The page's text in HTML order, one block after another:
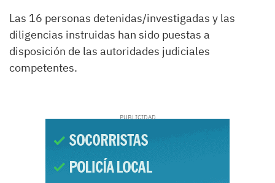
Las 16 personas detenidas/investigadas y las
diligencias instruidas han sido puestas a
disposición de las autoridades judiciales
competentes.